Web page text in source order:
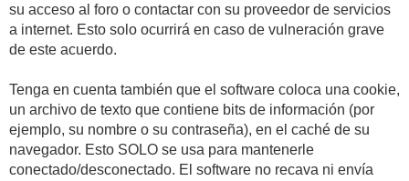
su acceso al foro o contactar con su proveedor de servicios
a internet. Esto solo ocurrirá en caso de vulneración grave
de este acuerdo.
Tenga en cuenta también que el software coloca una cookie,
un archivo de texto que contiene bits de información (por
ejemplo, su nombre o su contraseña), en el caché de su
navegador. Esto SOLO se usa para mantenerle
conectado/desconectado. El software no recava ni envía